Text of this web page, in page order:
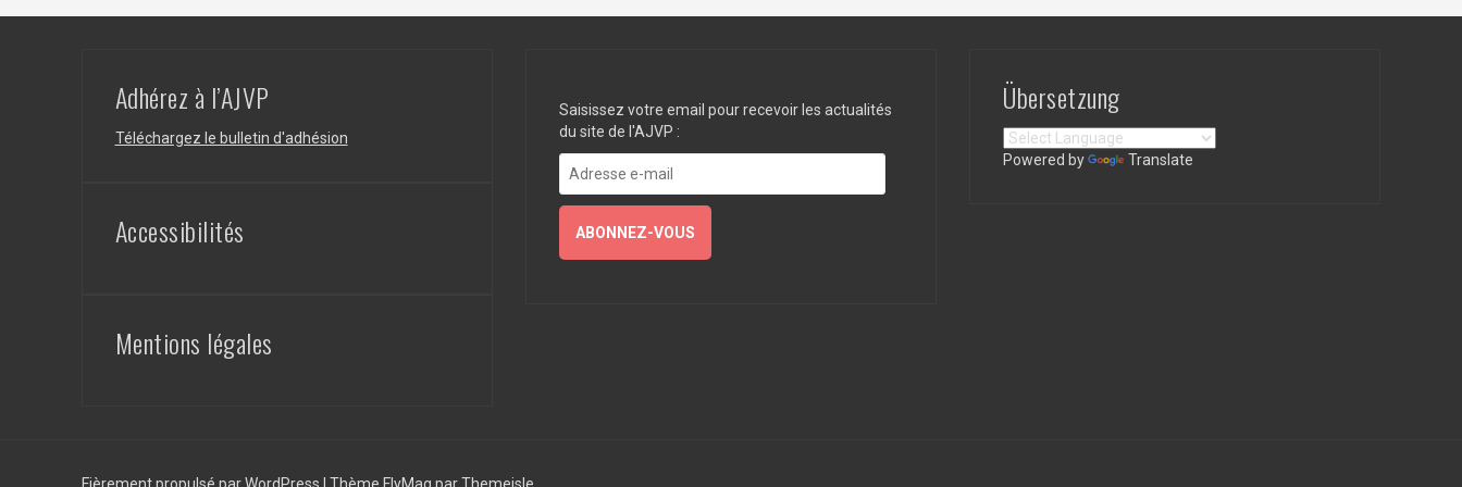
Adhérez à l’AJVP
Téléchargez le bulletin d'adhésion
Accessibilités
Mentions légales
Saisissez votre email pour recevoir les actualités
du site de l'AJVP :
e-
mail
ABONNEZ-VOUS
Übersetzung
Powered by Translate